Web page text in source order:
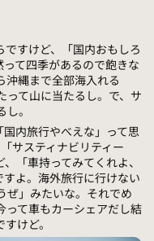
すけど、「国内おもしろ
て四季があるので飽きな
沖縄まで全部海入れる
って山に当たるし。で、サ
。
内旅行やべえな」って思
サスティナビリティー
「車持ってみてくれよ、
よ。海外旅行に行けない
ぜ」みたいな。それでめ
って車もカーシェアだし結
けど。